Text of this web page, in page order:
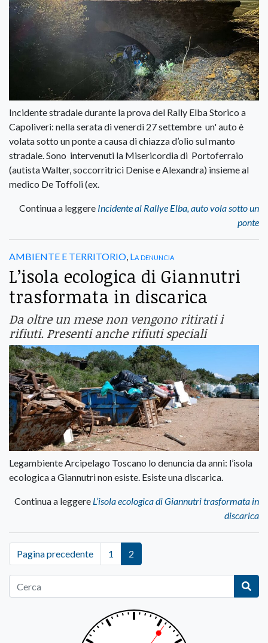
Incidente stradale durante la prova del Rally Elba Storico a
Capoliveri: nella serata di venerdì 27 settembre un' auto è
volata sotto un ponte a causa di chiazza d’olio sul manto
stradale. Sono intervenuti la Misericordia di Portoferraio
(autista Walter, soccorritrici Denise e Alexandra) insieme al
medico De Toffoli (ex.
Continua a leggere Incidente al Rallye Elba, auto vola sotto un
ponte
AMBIENTE E TERRITORIO, La denuncia
L’isola ecologica di Giannutri
trasformata in discarica
Da oltre un mese non vengono ritirati i
rifiuti. Presenti anche rifiuti speciali
Legambiente Arcipelago Toscano lo denuncia da anni: l’isola
ecologica a Giannutri non esiste. Esiste una discarica.
Continua a leggere L’isola ecologica di Giannutri trasformata in
discarica
Pagina precedente 1 2